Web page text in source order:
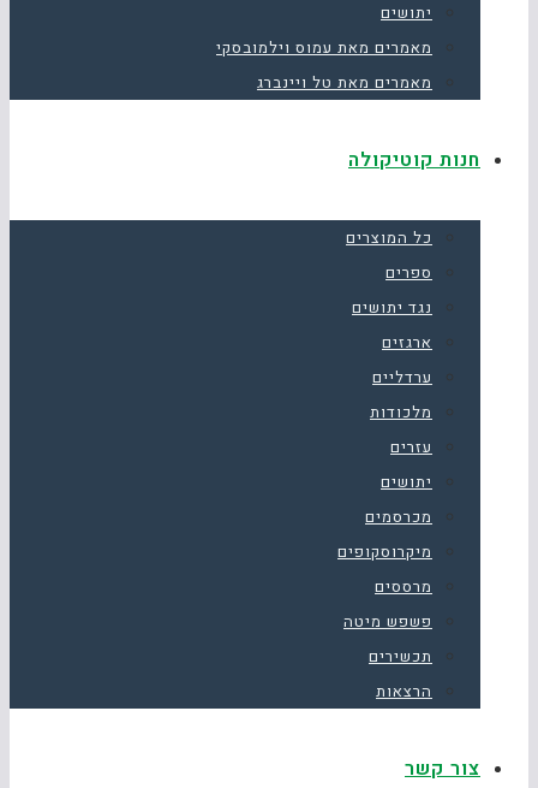
יתושים
מאמרים מאת עמוס וילמובסקי
מאמרים מאת טל ויינברג
חנות קוטיקולה
כל המוצרים
ספרים
נגד יתושים
ארגזים
ערדליים
מלכודות
עזרים
יתושים
מכרסמים
מיקרוסקופים
מרססים
פשפש מיטה
תכשירים
הרצאות
צור קשר